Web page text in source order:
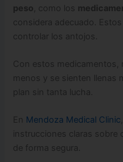
peso , como los
considera adecuado.
controlar los antojos.
Con estos medicamentos,
menos y se sienten llenas
plan sin tanta lucha.
En Mendoza Medical Clinic
instrucciones claras
de forma segura.